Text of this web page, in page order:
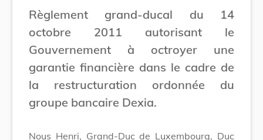
Règlement grand-ducal du 14
octobre 2011 autorisant le
Gouvernement à octroyer une
garantie financière dans le cadre de
la restructuration ordonnée du
groupe bancaire Dexia.
Nous Henri, Grand-Duc de Luxembourg, Duc